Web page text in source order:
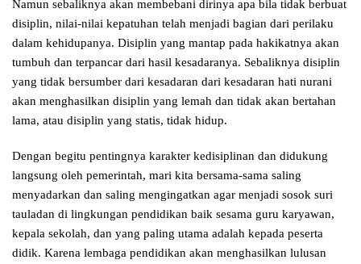
Namun sebaliknya akan membebani dirinya apa bila tidak berbuat
disiplin, nilai-nilai kepatuhan telah menjadi bagian dari perilaku
dalam kehidupanya. Disiplin yang mantap pada hakikatnya akan
tumbuh dan terpancar dari hasil kesadaranya. Sebaliknya disiplin
yang tidak bersumber dari kesadaran dari kesadaran hati nurani
akan menghasilkan disiplin yang lemah dan tidak akan bertahan
lama, atau disiplin yang statis, tidak hidup.
Dengan begitu pentingnya karakter kedisiplinan dan didukung
langsung oleh pemerintah, mari kita bersama-sama saling
menyadarkan dan saling mengingatkan agar menjadi sosok suri
tauladan di lingkungan pendidikan baik sesama guru karyawan,
kepala sekolah, dan yang paling utama adalah kepada peserta
didik. Karena lembaga pendidikan akan menghasilkan lulusan